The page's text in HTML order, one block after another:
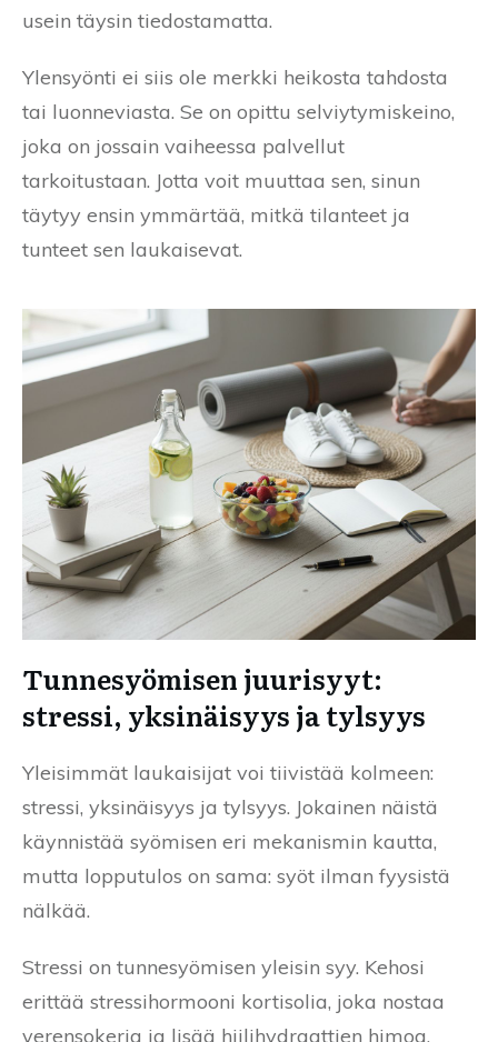
usein täysin tiedostamatta.
Ylensyönti ei siis ole merkki heikosta tahdosta
tai luonneviasta. Se on opittu selviytymiskeino,
joka on jossain vaiheessa palvellut
tarkoitustaan. Jotta voit muuttaa sen, sinun
täytyy ensin ymmärtää, mitkä tilanteet ja
tunteet sen laukaisevat.
Tunnesyömisen juurisyyt:
stressi, yksinäisyys ja tylsyys
Yleisimmät laukaisijat voi tiivistää kolmeen:
stressi, yksinäisyys ja tylsyys. Jokainen näistä
käynnistää syömisen eri mekanismin kautta,
mutta lopputulos on sama: syöt ilman fyysistä
nälkää.
Stressi on tunnesyömisen yleisin syy. Kehosi
erittää stressihormooni kortisolia, joka nostaa
verensokeria ja lisää hiilihydraattien himoa.